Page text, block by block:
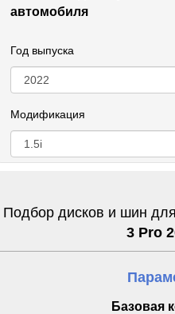
автомобиля
Год выпуска
Модификация
Подбор дисков и шин
3 Pro
Базовая